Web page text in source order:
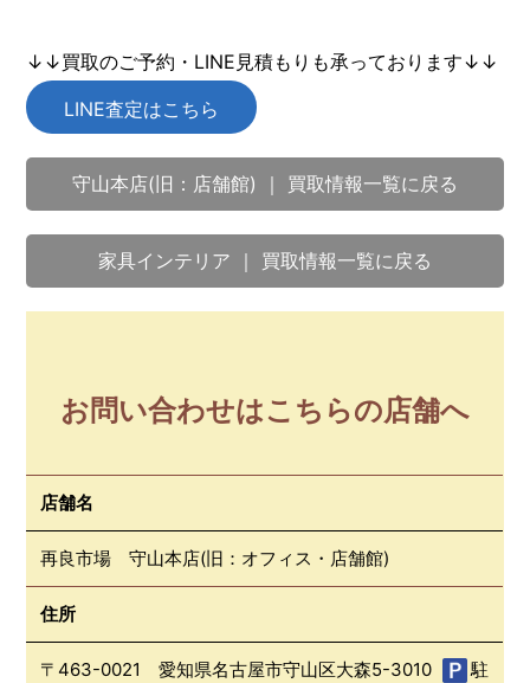
↓↓買取のご予約・LINE見積もりも承っております↓↓
LINE査定はこちら
守山本店(旧：店舗館) ｜ 買取情報一覧に戻る
家具インテリア ｜ 買取情報一覧に戻る
お問い合わせはこちらの店舗へ
店舗名
再良市場 守山本店(旧：オフィス・店舗館)
住所
〒463-0021 愛知県名古屋市守山区大森5-3010
駐